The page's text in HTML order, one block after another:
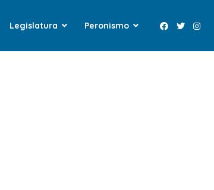
Legislatura Peronismo